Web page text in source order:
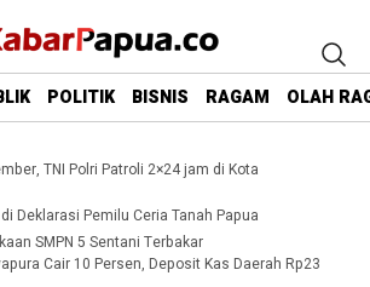
POLITIK BISNIS RAGAM OLAH
TNI Polri Patroli 2×24 jam di Kota
Deklarasi Pemilu Ceria Tanah Papua
SMPN 5 Sentani Terbakar
Cair 10 Persen, Deposit Kas Daerah Rp23